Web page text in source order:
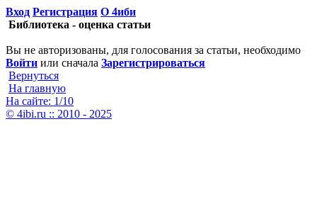
Вход Регистрация О 4иби
Библиотека - оценка статьи
Вы не авторизованы, для голосования за статьи, необходимо
Войти или сначала Зарегистрироваться
Вернуться
На главную
На сайте: 1/10
© 4ibi.ru :: 2010 - 2025